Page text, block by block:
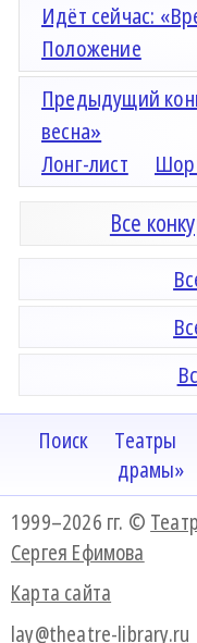
Идёт сейчас:
Положение
Предыдущий
весна»
Лонг-лист
Все
Поиск Театры
драмы»
1999–2026 гг. ©
Сергея Ефимова
Карта сайта
lay@theatre-library.ru